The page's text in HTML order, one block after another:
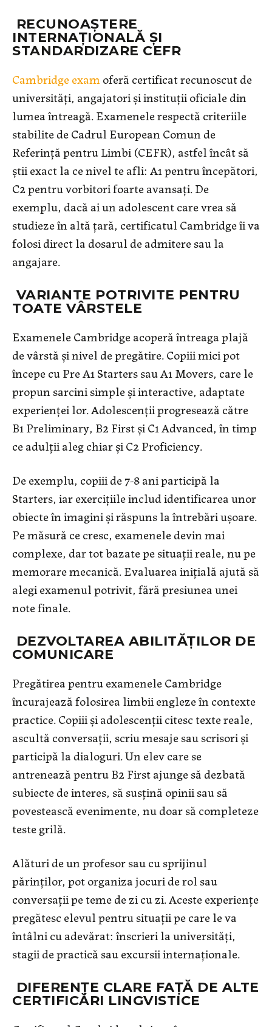
RECUNOAȘTERE
INTERNAȚIONALĂ ȘI
STANDARDIZARE CEFR
Cambridge examoferă certificat recunoscut de
universități, angajatori și instituții oficiale din
lumea întreagă. Examenele respectă criteriile
stabilite de Cadrul European Comun de
Referință pentru Limbi (CEFR), astfel încât să
știi exact la ce nivel te afli: A1 pentru începători,
C2 pentru vorbitori foarte avansați. De
exemplu, dacă ai un adolescent care vrea să
studieze în altă țară, certificatul Cambridge îi va
folosi direct la dosarul de admitere sau la
angajare.
VARIANTE POTRIVITE PENTRU
TOATE VÂRSTELE
Examenele Cambridge acoperă întreaga plajă
de vârstă și nivel de pregătire. Copiii mici pot
începe cu Pre A1 Starters sau A1 Movers, care le
propun sarcini simple și interactive, adaptate
experienței lor. Adolescenții progresează către
B1 Preliminary, B2 First și C1 Advanced, în timp
ce adulții aleg chiar și C2 Proficiency.
De exemplu, copiii de 7-8 ani participă la
Starters, iar exercițiile includ identificarea unor
obiecte în imagini și răspuns la întrebări ușoare.
Pe măsură ce cresc, examenele devin mai
complexe, dar tot bazate pe situații reale, nu pe
memorare mecanică. Evaluarea inițială ajută să
alegi examenul potrivit, fără presiunea unei
note finale.
DEZVOLTAREA ABILITĂȚILOR DE
COMUNICARE
Pregătirea pentru examenele Cambridge
încurajează folosirea limbii engleze în contexte
practice. Copiii și adolescenții citesc texte reale,
ascultă conversații, scriu mesaje sau scrisori și
participă la dialoguri. Un elev care se
antrenează pentru B2 First ajunge să dezbată
subiecte de interes, să susțină opinii sau să
povestească evenimente, nu doar să completeze
teste grilă.
Alături de un profesor sau cu sprijinul
părinților, pot organiza jocuri de rol sau
conversații pe teme de zi cu zi. Aceste experiențe
pregătesc elevul pentru situații pe care le va
întâlni cu adevărat: înscrieri la universități,
stagii de practică sau excursii internaționale.
DIFERENȚE CLARE FAȚĂ DE ALTE
CERTIFICĂRI LINGVISTICE